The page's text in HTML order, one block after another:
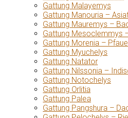
Gattung Malayemys
Gattung Manouria –
Gattung Mauremys –
Gattung Mesoclemmys
Gattung Morenia –
Gattung Myuchelys
Gattung Natator
Gattung Nilssonia –
Gattung Notochelys
Gattung Orlitia
Gattung Palea
Gattung Pangshura –